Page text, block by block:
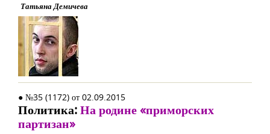
Татьяна Демичева
● №35 (1172) от 02.09.2015
Политика:На родине «приморских
партизан»